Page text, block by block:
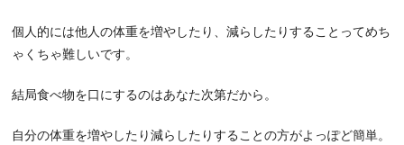
個人的には他人の体重を増やしたり、減らしたりすることってめち
ゃくちゃ難しいです。
結局食べ物を口にするのはあなた次第だから。
自分の体重を増やしたり減らしたりすることの方がよっぽど簡単。